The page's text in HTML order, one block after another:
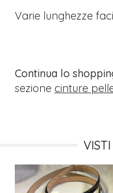
Varie lunghezze
Continua lo
sezione cinture